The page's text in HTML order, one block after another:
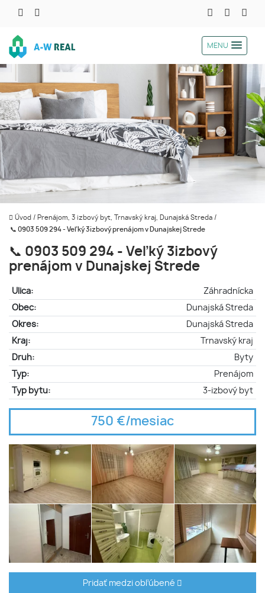
MENU
Úvod / Prenájom, 3 izbový byt, Trnavský kraj, Dunajská Streda /
📞 0903 509 294 - Veľký 3izbový prenájom v Dunajskej Strede
📞 0903 509 294 - Veľký 3izbový
prenájom v Dunajskej Strede
Ulica:
Záhradnícka
Obec:
Dunajská Streda
Okres:
Dunajská Streda
Kraj:
Trnavský kraj
Druh:
Byty
Typ:
Prenájom
Typ bytu:
3-izbový byt
750 €/mesiac
Pridať medzi obľúbené